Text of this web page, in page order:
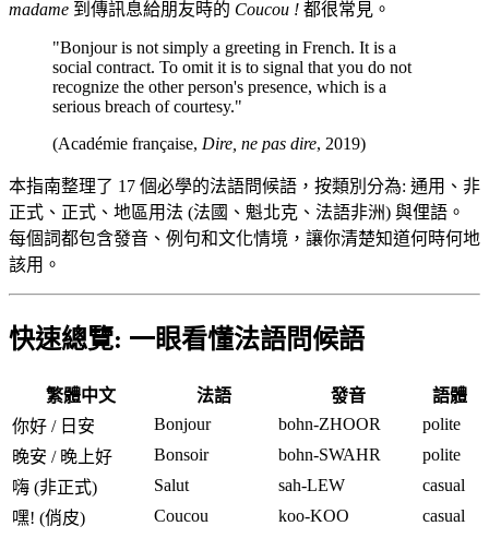
madame 到傳訊息給朋友時的 Coucou ! 都很常見。
"Bonjour is not simply a greeting in French. It is a
social contract. To omit it is to signal that you do not
recognize the other person's presence, which is a
serious breach of courtesy."
(Académie française, Dire, ne pas dire, 2019)
本指南整理了 17 個必學的法語問候語，按類別分為: 通用、非
正式、正式、地區用法 (法國、魁北克、法語非洲) 與俚語。
每個詞都包含發音、例句和文化情境，讓你清楚知道何時何地
該用。
快速總覽: 一眼看懂法語問候語
繁體中文 法語 發音
語體
你好 / 日安
Bonjour bohn-ZHOOR
polite
晚安 / 晚上好
Bonsoir bohn-SWAHR
polite
嗨 (非正式)
Salut sah-LEW
casual
嘿! (俏皮)
Coucou koo-KOO
casual